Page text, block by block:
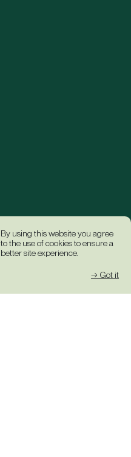
By using this website you agree
to the use of cookies to ensure a
better site experience.
→ Got it